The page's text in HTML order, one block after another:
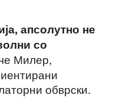
апсолутно не
со
Милер,
обврски.